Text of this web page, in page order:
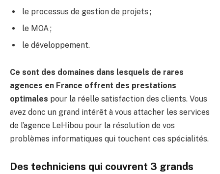
le processus de gestion de projets ;
le MOA ;
le développement.
Ce sont des domaines dans lesquels de rares
agences en France offrent des prestations
optimales pour la réelle satisfaction des clients. Vous
avez donc un grand intérêt à vous attacher les services
de l’agence LeHibou pour la résolution de vos
problèmes informatiques qui touchent ces spécialités.
Des techniciens qui couvrent 3 grands